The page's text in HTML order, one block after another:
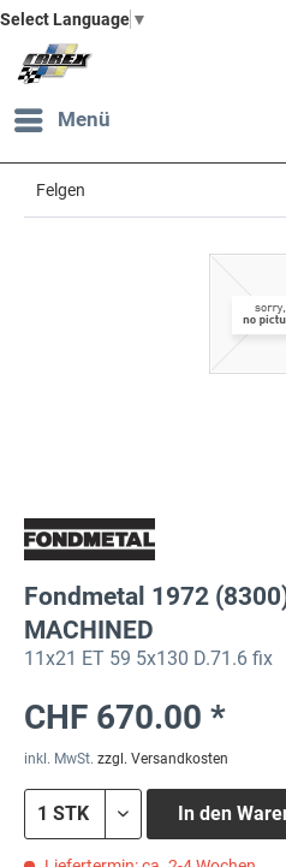
Select Language ▼
Menü
Felgen
Fondmetal 1972
MACHINED
11x21 ET 59 5x130 D.71.6 fix
CHF 670.00 *
inkl. MwSt. zzgl. Versandkosten
In den